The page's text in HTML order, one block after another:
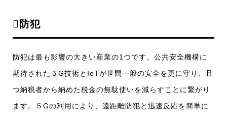
防犯
防犯は最も影響の大きい産業の1つです。公共安全機構に
期待された５G技術とIoTが世間一般の安全を更に守り、且
つ納税者から納めた税金の無駄使いを減らすことに繋がり
ます。５Gの利用により、遠距離防犯と迅速反応を簡単に